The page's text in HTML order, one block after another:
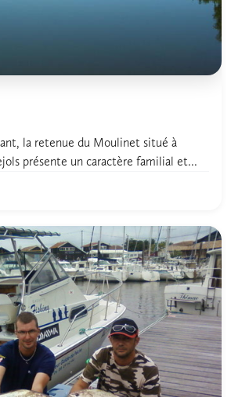
la retenue du Moulinet situé à
présente un caractère familial et...